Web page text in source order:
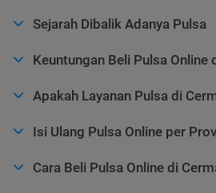
Sejarah Dibalik Adanya Pulsa
Keuntungan Beli Pulsa Online
Apakah Layanan Pulsa di
Isi Ulang Pulsa Online per
Cara Beli Pulsa Online di